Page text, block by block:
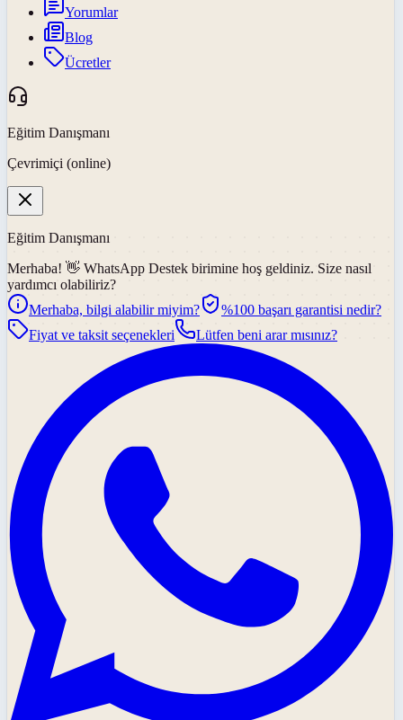
Yorumlar
Blog
Ücretler
Eğitim Danışmanı
Çevrimiçi (online)
Eğitim Danışmanı
Merhaba! 👋 WhatsApp Destek birimine hoş geldiniz. Size nasıl
yardımcı olabiliriz?
Merhaba, bilgi alabilir miyim?
%100 başarı garantisi nedir?
Fiyat ve taksit seçenekleri
Lütfen beni arar mısınız?